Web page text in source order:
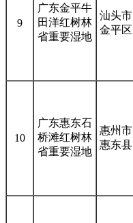
9
广东金平牛
田洋红树林
省重要湿地
汕头市
金平区
10
广东惠东石
桥滩红树林
省重要湿地
惠州市
惠东县